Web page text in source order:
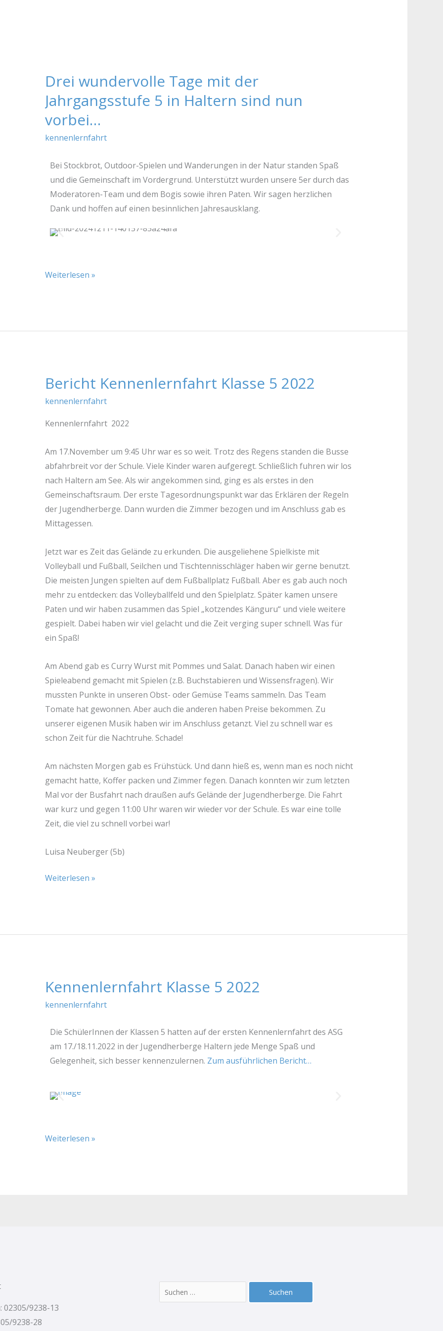
Drei wundervolle Tage mit der
Jahrgangsstufe 5 in Haltern sind nun
vorbei…
kennenlernfahrt
Bei Stockbrot, Outdoor-Spielen und Wanderungen in der Natur standen Spaß
und die Gemeinschaft im Vordergrund. Unterstützt wurden unsere 5er durch das
Moderatoren-Team und dem Bogis sowie ihren Paten. Wir sagen herzlichen
Dank und hoffen auf einen besinnlichen Jahresausklang.
Drei
wundervolle
Tage
mit
der
in
Haltern
sind
vorbei…
Weiterlesen »
Bericht Kennenlernfahrt Klasse 5 2022
kennenlernfahrt
Kennenlernfahrt 2022
Am 17.November um 9:45 Uhr war es so weit. Trotz des Regens standen die Busse
abfahrbreit vor der Schule. Viele Kinder waren aufgeregt. Schließlich fuhren wir los
nach Haltern am See. Als wir angekommen sind, ging es als erstes in den
Gemeinschaftsraum. Der erste Tagesordnungspunkt war das Erklären der Regeln
der Jugendherberge. Dann wurden die Zimmer bezogen und im Anschluss gab es
Mittagessen.
Jetzt war es Zeit das Gelände zu erkunden. Die ausgeliehene Spielkiste mit
Volleyball und Fußball, Seilchen und Tischtennisschläger haben wir gerne benutzt.
Die meisten Jungen spielten auf dem Fußballplatz Fußball. Aber es gab auch noch
mehr zu entdecken: das Volleyballfeld und den Spielplatz. Später kamen unsere
Paten und wir haben zusammen das Spiel „kotzendes Känguru“ und viele weitere
gespielt. Dabei haben wir viel gelacht und die Zeit verging super schnell. Was für
ein Spaß!
Am Abend gab es Curry Wurst mit Pommes und Salat. Danach haben wir einen
Spieleabend gemacht mit Spielen (z.B. Buchstabieren und Wissensfragen). Wir
mussten Punkte in unseren Obst- oder Gemüse Teams sammeln. Das Team
Tomate hat gewonnen. Aber auch die anderen haben Preise bekommen. Zu
unserer eigenen Musik haben wir im Anschluss getanzt. Viel zu schnell war es
schon Zeit für die Nachtruhe. Schade!
Am nächsten Morgen gab es Frühstück. Und dann hieß es, wenn man es noch nicht
gemacht hatte, Koffer packen und Zimmer fegen. Danach konnten wir zum letzten
Mal vor der Busfahrt nach draußen aufs Gelände der Jugendherberge. Die Fahrt
war kurz und gegen 11:00 Uhr waren wir wieder vor der Schule. Es war eine tolle
Zeit, die viel zu schnell vorbei war!
Luisa Neuberger (5b)
Bericht
5
Weiterlesen »
Kennenlernfahrt Klasse 5 2022
kennenlernfahrt
Die SchülerInnen der Klassen 5 hatten auf der ersten Kennenlernfahrt des ASG
am 17./18.11.2022 in der Jugendherberge Haltern jede Menge Spaß und
Gelegenheit, sich besser kennenzulernen. Zum ausführlichen Bericht…
Kennenlernfahrt
2022
Weiterlesen »
02305/9238-13
9238-28
Suchen
nach: